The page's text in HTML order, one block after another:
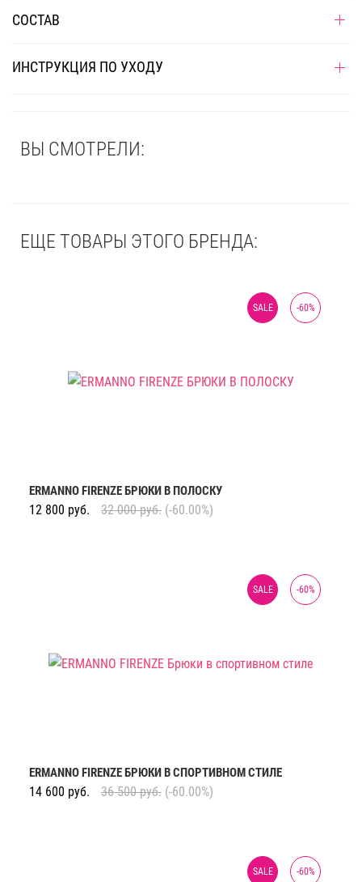
СОСТАВ
ИНСТРУКЦИЯ ПО УХОДУ
ВЫ СМОТРЕЛИ:
ЕЩЕ ТОВАРЫ ЭТОГО БРЕНДА:
-60%
SALE
ERMANNO FIRENZE БРЮКИ В ПОЛОСКУ
12 800 руб. 32 000 руб. (-60.00%)
-60%
SALE
ERMANNO FIRENZE БРЮКИ В СПОРТИВНОМ СТИЛЕ
14 600 руб. 36 500 руб. (-60.00%)
-60%
SALE